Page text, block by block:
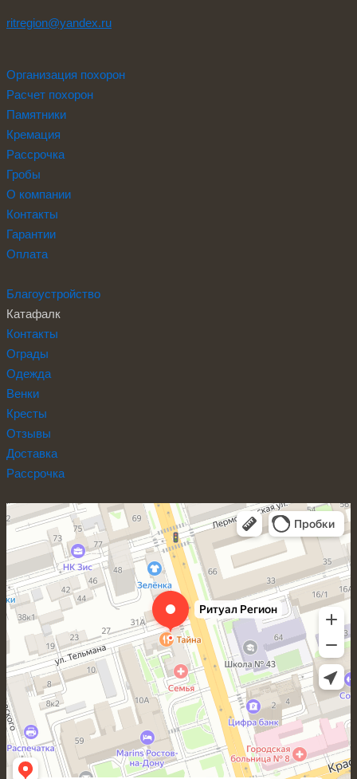
ritregion@yandex.ru
Организация похорон
Расчет похорон
Памятники
Кремация
Рассрочка
Гробы
О компании
Контакты
Гарантии
Оплата
Благоустройство
Катафалк
Контакты
Ограды
Одежда
Венки
Кресты
Отзывы
Доставка
Рассрочка
Ритуал Регион
Ритуальные услуги в Ростове‑на‑Дону
Ритуальные принадлежности в Ростове‑на‑Дону